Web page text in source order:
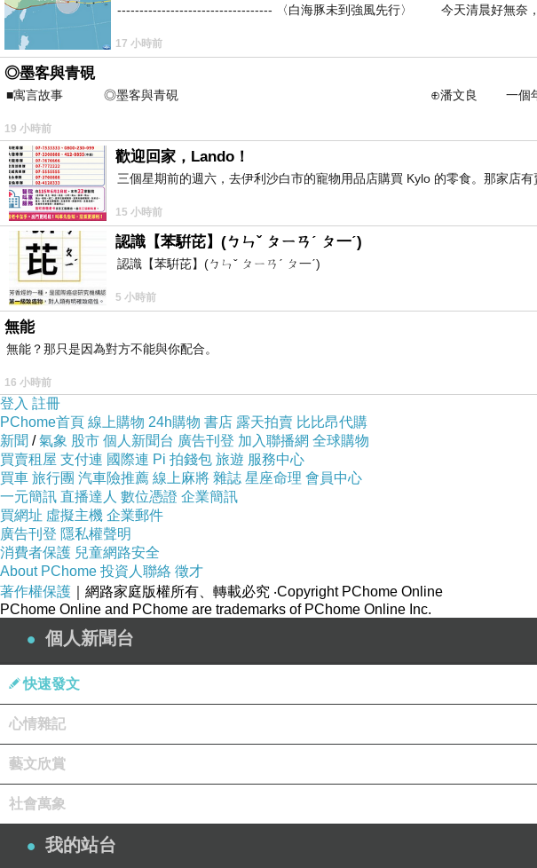
----------------------------------- 〈白海豚未到強風先行〉 今天清晨好無奈
17 小時前
◎墨客與青硯
■寓言故事 ◎墨客與青硯 ⊕潘文良 一個年輕的墨客，
19 小時前
歡迎回家，Lando！
三個星期前的週六，去伊利沙白市的寵物用品店購買 Kylo 的零食。那家店
15 小時前
認識【苯騈芘】(ㄅㄣˇ ㄆㄧㄢˊ ㄆ一ˊ)
認識【苯騈芘】(ㄅㄣˇ ㄆㄧㄢˊ ㄆ一ˊ)
5 小時前
無能
無能？那只是因為對方不能與你配合。
16 小時前
登入 註冊
PChome首頁 線上購物 24h購物 書店 露天拍賣 比比昂代購
新聞 /氣象 股市 個人新聞台 廣告刊登 加入聯播網 全球購物
買賣租屋 支付連 國際連 Pi 拍錢包 旅遊 服務中心
買車 旅行團 汽車險推薦 線上麻將 雜誌 星座命理 會員中心
一元簡訊 直播達人 數位憑證 企業簡訊
買網址 虛擬主機 企業郵件
廣告刊登 隱私權聲明
消費者保護 兒童網路安全
About PChome 投資人聯絡 徵才
著作權保護 ｜網路家庭版權所有、轉載必究 ‧Copyright PChome Online
PChome Online and PChome are trademarks of PChome Online Inc.
個人新聞台
快速發文
心情雜記
藝文欣賞
社會萬象
我的站台